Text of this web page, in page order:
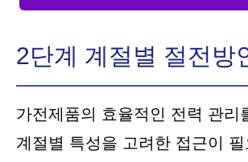
2단계 계절별 절전방
가전제품의 효율적인 전력 관리
계절별 특성을 고려한 접근이